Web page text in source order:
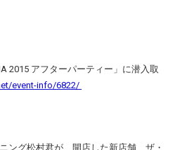
2015 アフターパーティー」に潜入取
event-info/6822/
ング松村君が 開店した新店舗 ザ・